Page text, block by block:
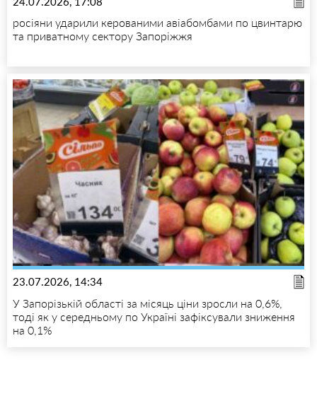
росіяни ударили керованими авіабомбами по цвинтарю
та приватному сектору Запоріжжя
23.07.2026, 14:34
У Запорізькій області за місяць ціни зросли на 0,6%,
тоді як у середньому по Україні зафіксували зниження
на 0,1%